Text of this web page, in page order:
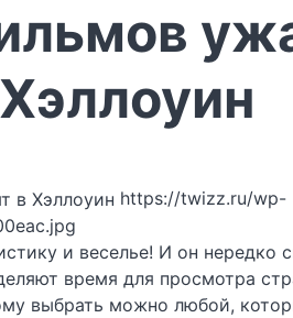
https://twizz.ru/wp-
и веселье! И он нередко
время для просмотра
выбрать можно любой,